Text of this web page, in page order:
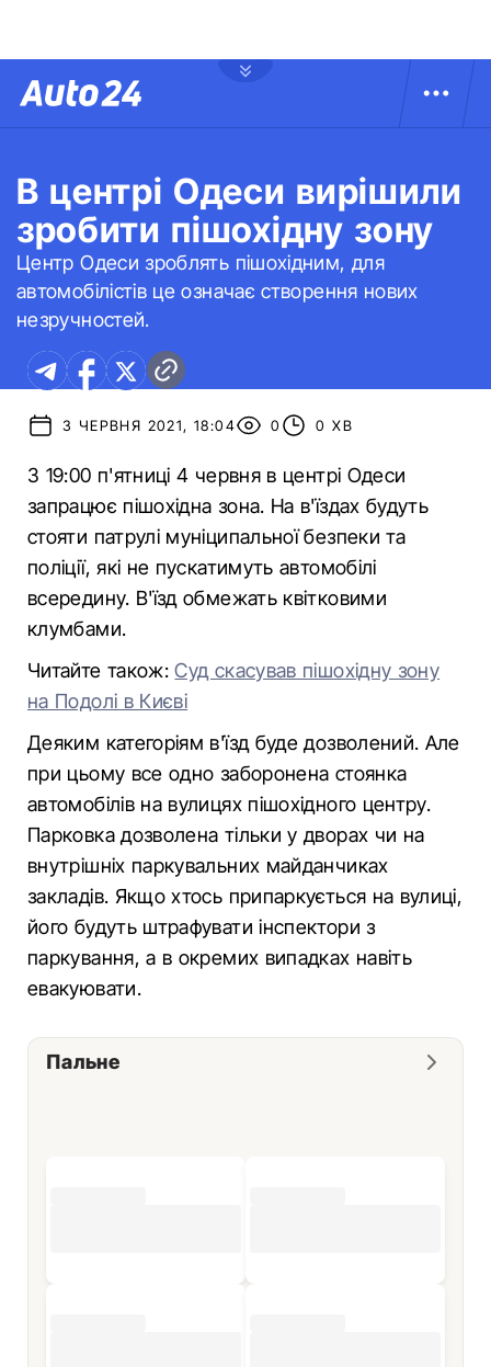
В центрі Одеси вирішили
зробити пішохідну зону
Центр Одеси зроблять пішохідним, для
автомобілістів це означає створення нових
незручностей.
3 ЧЕРВНЯ 2021, 18:04 0 0 ХВ
З 19:00 п'ятниці 4 червня в центрі Одеси
запрацює пішохідна зона. На в'їздах будуть
стояти патрулі муніципальної безпеки та
поліції, які не пускатимуть автомобілі
всередину. В'їзд обмежать квітковими
клумбами.
Читайте також:Суд скасував пішохідну зону
на Подолі в Києві
Деяким категоріям в'їзд буде дозволений. Але
при цьому все одно заборонена стоянка
автомобілів на вулицях пішохідного центру.
Парковка дозволена тільки у дворах чи на
внутрішніх паркувальних майданчиках
закладів. Якщо хтось припаркується на вулиці,
його будуть штрафувати інспектори з
паркування, а в окремих випадках навіть
евакуювати.
Пальне